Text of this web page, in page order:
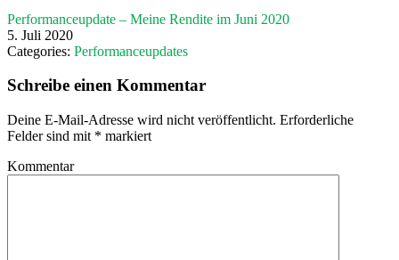
Performanceupdate – Meine Rendite im Juni 2020
5. Juli 2020
Categories: Performanceupdates
Interaktionen
Schreibe einen Kommentar
Deine E-Mail-Adresse wird nicht veröffentlicht. Erforderliche
Felder sind mit * markiert
Kommentar